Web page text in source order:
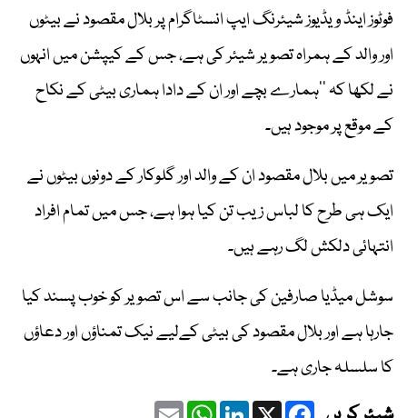
فوٹوز اینڈ ویڈیوز شیئرنگ ایپ انسٹاگرام پر بلال مقصود نے بیٹوں
اور والد کے ہمراہ تصویر شیئر کی ہے، جس کے کیپشن میں انہوں
نے لکھا کہ ’’ہمارے بچے اور ان کے دادا ہماری بیٹی کے نکاح
کے موقع پر موجود ہیں۔
تصویر میں بلال مقصود ان کے والد اور گلوکار کے دونوں بیٹوں نے
ایک ہی طرح کا لباس زیب تن کیا ہوا ہے، جس میں تمام افراد
انتہائی دلکش لگ رہے ہیں۔
سوشل میڈیا صارفین کی جانب سے اس تصویر کو خوب پسند کیا
جارہا ہے اور بلال مقصود کی بیٹی کےلیے نیک تمناؤں اور دعاؤں
کا سلسلہ جاری ہے۔
Facebook
X
LinkedIn
WhatsApp
Email